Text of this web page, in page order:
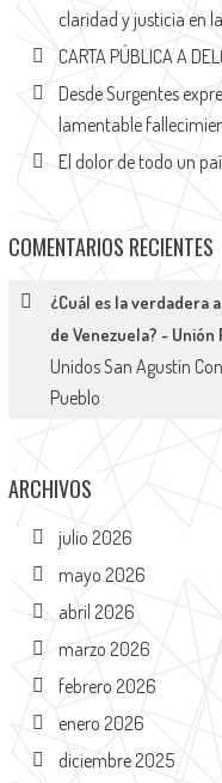
claridad y justicia en
CARTA PÚBLICA A
Desde Surgentes
lamentable
El dolor de todo un
COMENTARIOS RECIENTES
¿Cuál es la verdadera
de Venezuela? -
Unidos San Agustín
Pueblo
ARCHIVOS
julio 2026
mayo 2026
abril 2026
marzo 2026
febrero 2026
enero 2026
diciembre 2025